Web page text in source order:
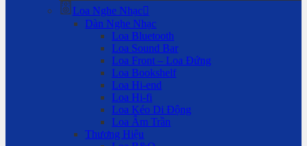
Loa Nghe Nhạc
Dàn Nghe Nhạc
Loa Bluetooth
Loa Sound Bar
Loa Front – Loa Đứng
Loa Bookshelf
Loa Hi-end
Loa Hi-fi
Loa Kéo Di Động
Loa Âm Trần
Thương Hiệu